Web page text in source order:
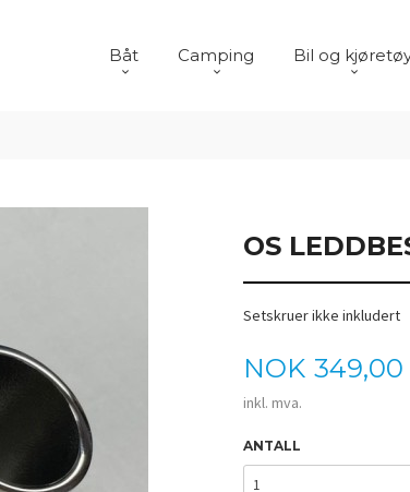
Båt Camping Bil og
OS
Setskruer ikke inkludert
Pris
NOK 349,00
inkl. mva.
ANTALL